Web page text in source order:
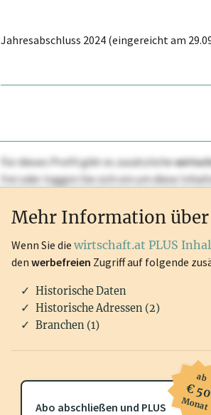
Jahresabschluss 2024 (eingereicht am
Für dieses Profil gibt es zusätzliche
frei oder loggen Sie sich ein um diese
Mehr Information über
Wenn Sie die wirtschaft.at PLUS
den werbefreien Zugriff auf folgende
Historische Daten
Historische Adressen (2)
Branchen (1)
Abo abschließen und PLUS
ab
€ 50
Monat